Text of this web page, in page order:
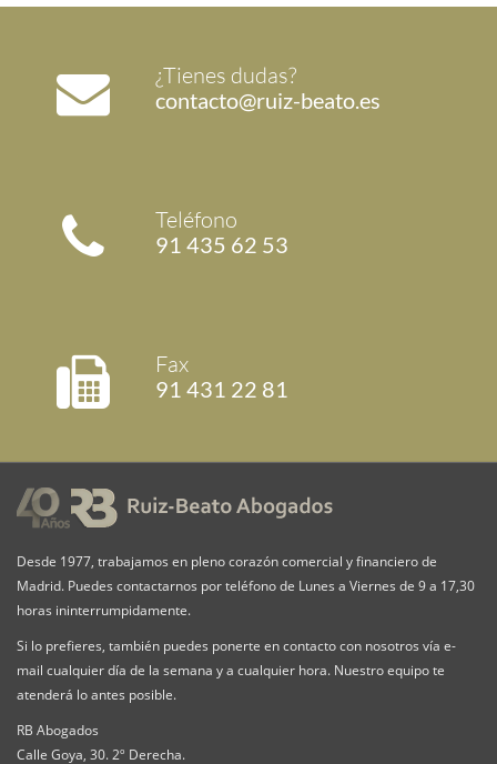
¿Tienes dudas?
contacto@ruiz-beato.es
Teléfono
91 435 62 53
Fax
91 431 22 81
Desde 1977, trabajamos en pleno corazón comercial y financiero de
Madrid. Puedes contactarnos por teléfono de Lunes a Viernes de 9 a 17,30
horas ininterrumpidamente.
Si lo prefieres, también puedes ponerte en contacto con nosotros vía e-
mail cualquier día de la semana y a cualquier hora. Nuestro equipo te
atenderá lo antes posible.
RB Abogados
Calle Goya, 30. 2º Derecha.